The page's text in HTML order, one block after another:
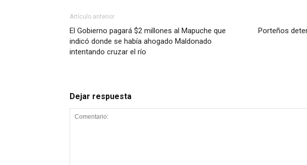
Artículo anterior
El Gobierno pagará $2 millones al Mapuche que
indicó donde se había ahogado Maldonado
intentando cruzar el río
Porteños
Dejar respuesta